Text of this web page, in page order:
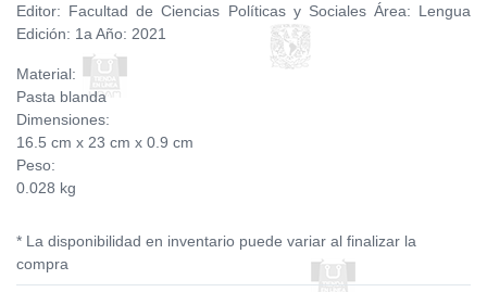
Editor: Facultad de Ciencias Políticas y Sociales Área: Lengua
Edición: 1a Año: 2021
Material:
Pasta blanda
Dimensiones:
16.5 cm x 23 cm x 0.9 cm
Peso:
0.028 kg
* La disponibilidad en inventario puede variar al finalizar la
compra